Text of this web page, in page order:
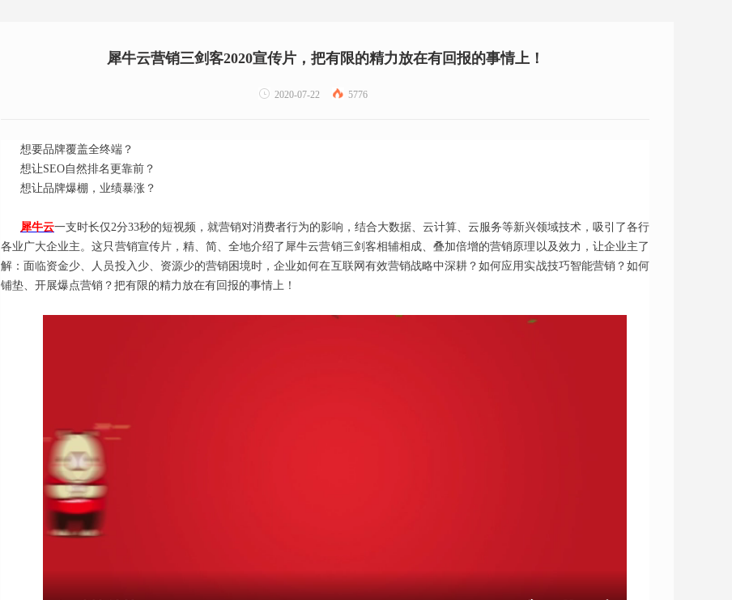
犀牛云营销三剑客2020宣传片，把有限的精力放在有回报的事情上！
2020-07-22 5776
想要品牌覆盖全终端？
想让SEO自然排名更靠前？
想让品牌爆棚，业绩暴涨？
犀牛云一支时长仅2分33秒的短视频，就营销对消费者行为的影响，结合大数据、云计算、云服务等新兴领域技术，吸引了各行
各业广大企业主。这只营销宣传片，精、简、全地介绍了犀牛云营销三剑客相辅相成、叠加倍增的营销原理以及效力，让企业主了
解：面临资金少、人员投入少、资源少的营销困境时，企业如何在互联网有效营销战略中深耕？如何应用实战技巧智能营销？如何
铺垫、开展爆点营销？把有限的精力放在有回报的事情上！